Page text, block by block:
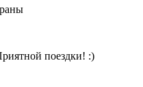
поездки! :)